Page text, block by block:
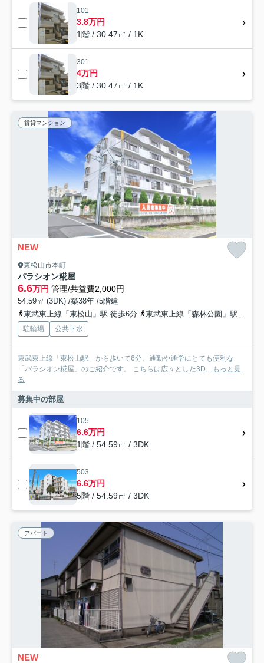
101
3.8万円
1階 / 30.47㎡ / 1K
301
4万円
3階 / 30.47㎡ / 1K
賃貸マンション
NEW
東松山市本町
パラシオン糀屋
6.6万円 管理/共益費2,000円
54.59㎡ (3DK) /築38年 /5階建
東武東上線「東松山」駅 徒歩6分
東武東上線「森林公園」駅 徒歩40分
駐輪場 公共下水
東武東上線「東松山駅」から歩いて6分、通勤や通学にとても便利な
「パラシオン糀屋」のご紹介です。 こちらは広々とした3D... もっと見
る
募集中の部屋
105
6.6万円
1階 / 54.59㎡ / 3DK
503
6.6万円
5階 / 54.59㎡ / 3DK
アパート
NEW